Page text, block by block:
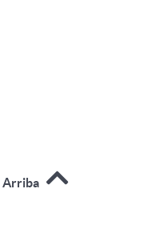
Arriba